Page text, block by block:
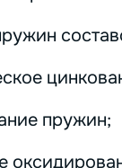
пружин;